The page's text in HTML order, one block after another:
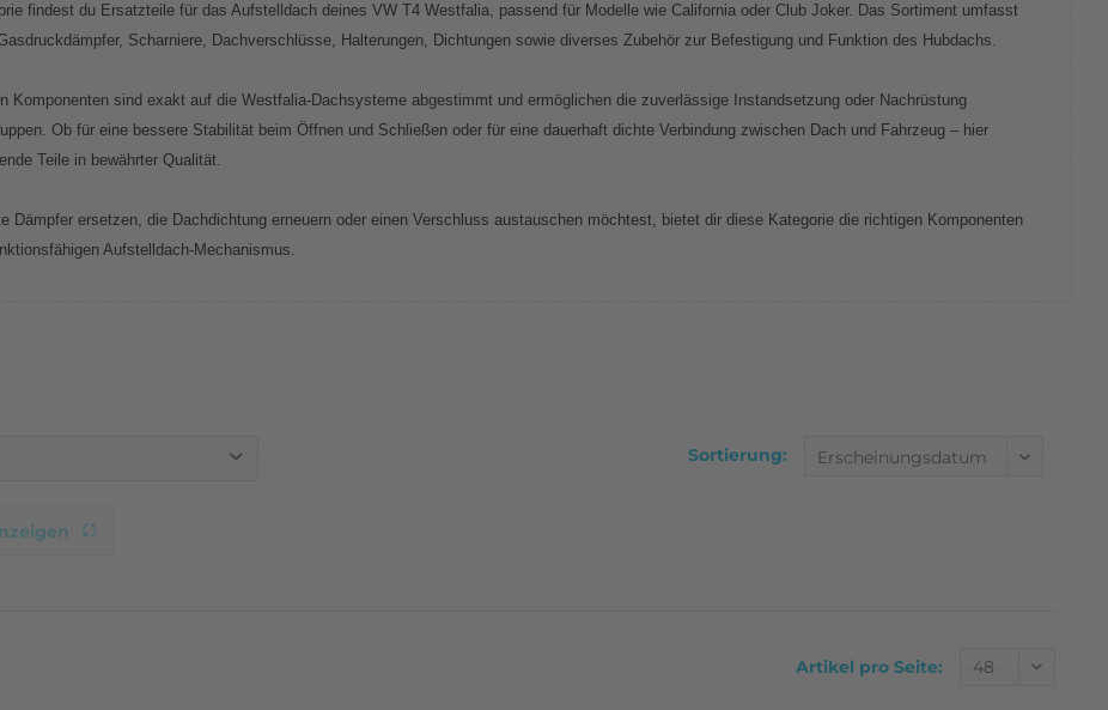
findest du Ersatzteile für das Aufstelldach deines VW T4 Westfalia, passend für Modelle wie California oder Club Joker. Das Sortiment umfasst
Scharniere, Dachverschlüsse, Halterungen, Dichtungen sowie diverses Zubehör zur Befestigung und Funktion des Hubdachs.
Komponenten sind exakt auf die Westfalia-Dachsysteme abgestimmt und ermöglichen die zuverlässige Instandsetzung oder Nachrüstung
Ob für eine bessere Stabilität beim Öffnen und Schließen oder für eine dauerhaft dichte Verbindung zwischen Dach und Fahrzeug – hier
Teile in bewährter Qualität.
Dämpfer ersetzen, die Dachdichtung erneuern oder einen Verschluss austauschen möchtest, bietet dir diese Kategorie die richtigen Komponenten
Aufstelldach-Mechanismus.
Sortierung:
Artikel pro Seite: